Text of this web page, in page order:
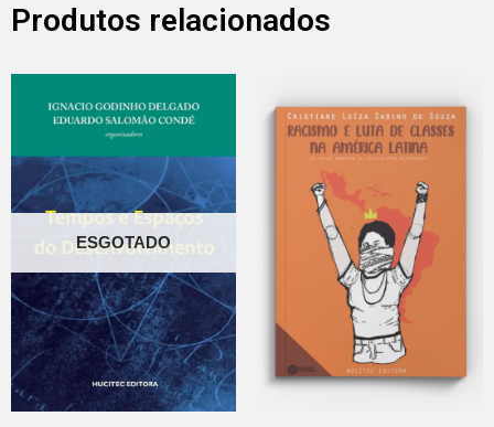
Produtos relacionados
ESGOTADO